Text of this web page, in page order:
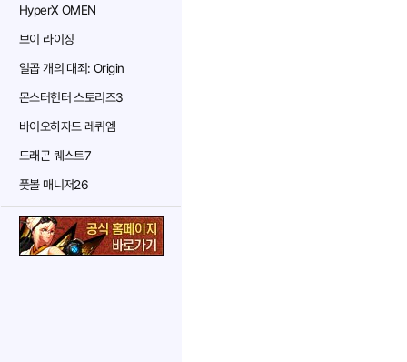
HyperX OMEN
브이 라이징
일곱 개의 대죄: Origin
몬스터헌터 스토리즈3
바이오하자드 레퀴엠
드래곤 퀘스트7
풋볼 매니저26